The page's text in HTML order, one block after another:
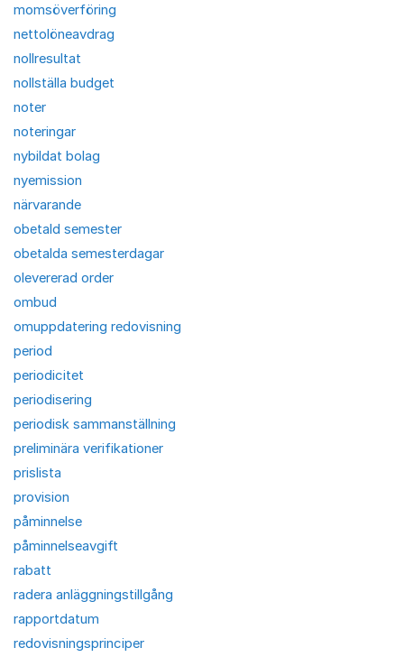
momsöverföring
nettolöneavdrag
nollresultat
nollställa budget
noter
noteringar
nybildat bolag
nyemission
närvarande
obetald semester
obetalda semesterdagar
olevererad order
ombud
omuppdatering redovisning
period
periodicitet
periodisering
periodisk sammanställning
preliminära verifikationer
prislista
provision
påminnelse
påminnelseavgift
rabatt
radera anläggningstillgång
rapportdatum
redovisningsprinciper